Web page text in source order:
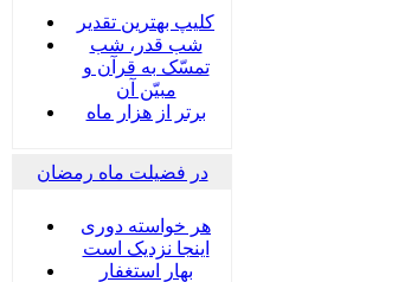
کلیپ بهترین تقدیر
شب قدر، شب
تمسّک به قرآن و
مبیّن آن
برتر از هزار ماه
در فضیلت ماه رمضان
هر خواسته دوری
اینجا نزدیک است
بهار استغفار